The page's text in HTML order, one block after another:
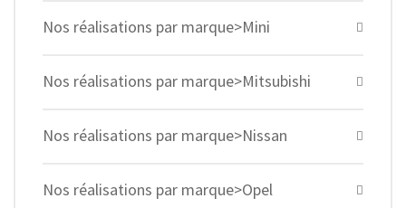
Nos réalisations par marque>Mini
Nos réalisations par marque>Mitsubishi
Nos réalisations par marque>Nissan
Nos réalisations par marque>Opel